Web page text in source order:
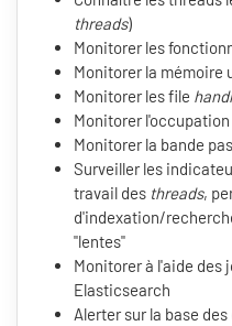
threads)
Monitorer les
Monitorer la mémoire
Monitorer les file
Monitorer
Monitorer la bande
Surveiller les
travail des threads,
d'indexation/
"lentes"
Monitorer à l'aide des
Elasticsearch
Alerter sur la base